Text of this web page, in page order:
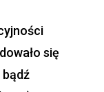
się